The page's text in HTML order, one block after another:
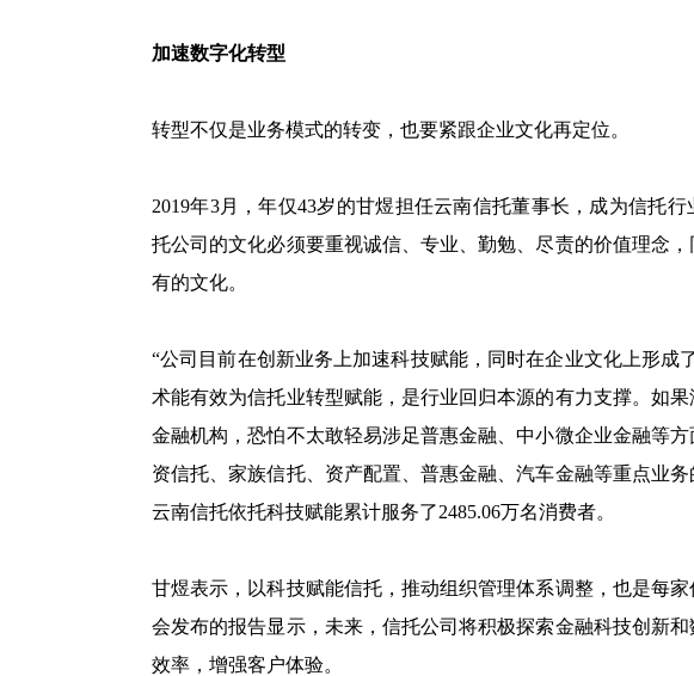
加速数字化转型
转型不仅是业务模式的转变，也要紧跟企业文化再定位。
2019年3月，年仅43岁的甘煜担任云南信托董事长，成为信托
托公司的文化必须要重视诚信、专业、勤勉、尽责的价值理念
有的文化。
“公司目前在创新业务上加速科技赋能，同时在企业文化上形成
术能有效为信托业转型赋能，是行业回归本源的有力支撑。如
金融机构，恐怕不太敢轻易涉足普惠金融、中小微企业金融等
资信托、家族信托、资产配置、普惠金融、汽车金融等重点业
云南信托依托科技赋能累计服务了2485.06万名消费者。
甘煜表示，以科技赋能信托，推动组织管理体系调整，也是每
会发布的报告显示，未来，信托公司将积极探索金融科技创新
效率，增强客户体验。